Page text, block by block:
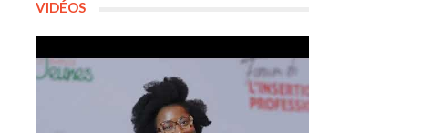
VIDÉOS